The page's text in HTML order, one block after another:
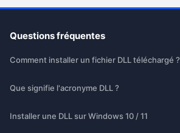
Questions fréquentes
Comment installer un fichier DLL téléchargé ?
Que signifie l'acronyme DLL ?
Installer une DLL sur Windows 10 / 11